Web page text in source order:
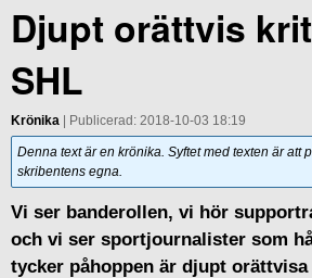
Djupt orättvis
SHL
Krönika | Publicerad: 2018-10-03 18:19
Denna text är en krönika. Syftet med texten är att
skribentens egna.
Vi ser banderollen, vi hör
och vi ser sportjournalister som
tycker påhoppen är djupt